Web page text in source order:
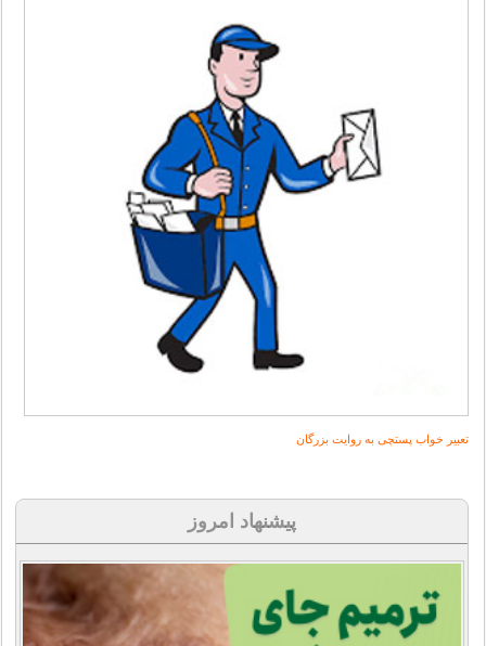
تعبیر خواب پستچی به روایت بزرگان
پیشنهاد امروز